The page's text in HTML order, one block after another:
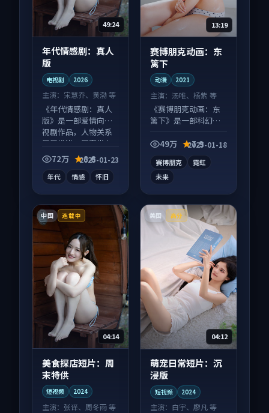
49:24
年代情感剧：真人
版
电视剧 2026
主演： 宋慧乔、黄渤 等
《年代情感剧：真人
版》是一部爱情向电
视剧作品，人物关系
层层推进，尾声常有
情绪落点。
72万 8.6
2025-01-23
年代 情感 怀旧
13:19
赛博朋克动画：东
篱下
动漫 2021
主演： 汤唯、杨紫 等
《赛博朋克动画：东
篱下》是一部科幻向
齐全，观感爽快不拖
49万 7.9
2025-01-18
赛博朋克
霓虹
未来
中国 连载中
04:14
美食探店短片：周
末特供
短视频 2024
主演： 张译、周冬雨 等
美国 高分
04:12
萌宠日常短片：沉
浸版
短视频 2024
主演： 白宇、廖凡 等